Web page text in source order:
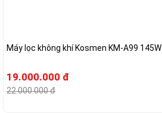
Máy lọc không khí Kosmen KM-A99 145W
19.000.000 đ
22.000.000 đ